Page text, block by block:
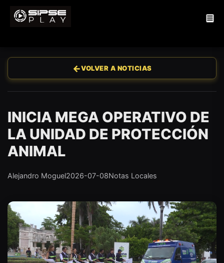
←VOLVER A NOTICIAS
INICIA MEGA OPERATIVO DE
LA UNIDAD DE PROTECCIÓN
ANIMAL
Alejandro Moguel2026-07-08Notas Locales